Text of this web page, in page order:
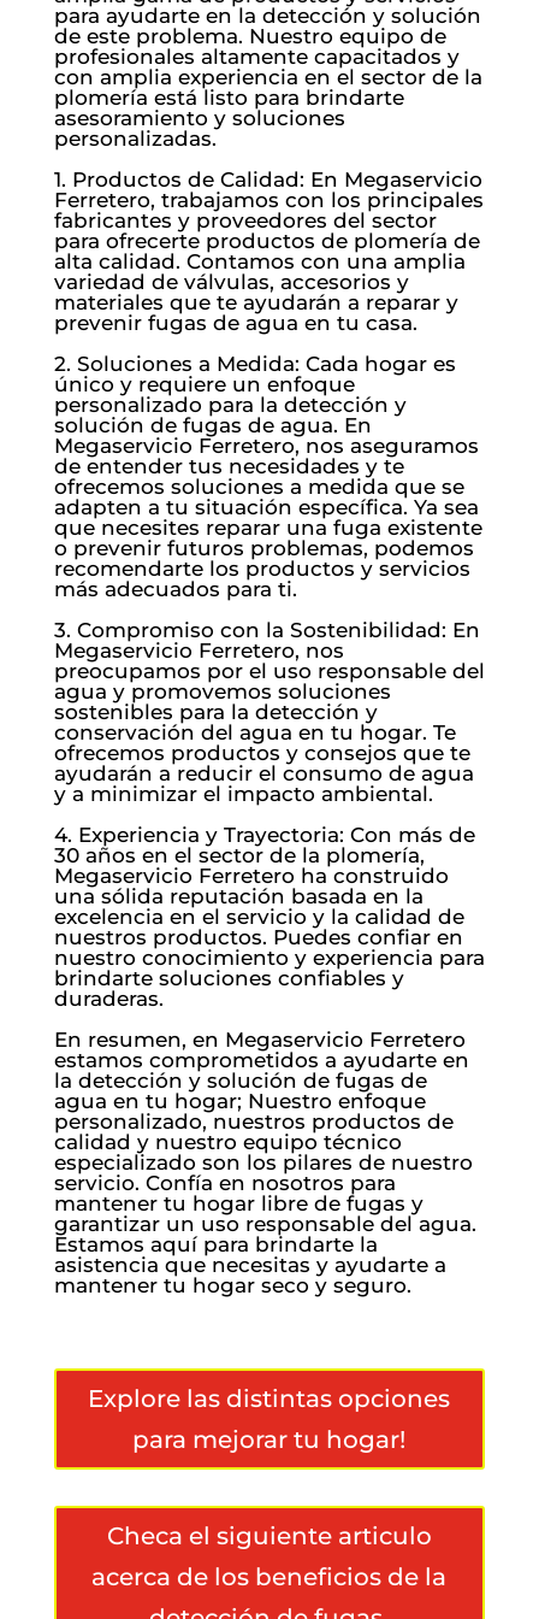
para ayudarte en la detección y solución
de este problema. Nuestro equipo de
profesionales altamente capacitados y
con amplia experiencia en el sector de la
plomería está listo para brindarte
asesoramiento y soluciones
personalizadas.
1. Productos de Calidad: En Megaservicio
Ferretero, trabajamos con los principales
fabricantes y proveedores del sector
para ofrecerte productos de plomería de
alta calidad. Contamos con una amplia
variedad de válvulas, accesorios y
materiales que te ayudarán a reparar y
prevenir fugas de agua en tu casa.
2. Soluciones a Medida: Cada hogar es
único y requiere un enfoque
personalizado para la detección y
solución de fugas de agua. En
Megaservicio Ferretero, nos aseguramos
de entender tus necesidades y te
ofrecemos soluciones a medida que se
adapten a tu situación específica. Ya sea
que necesites reparar una fuga existente
o prevenir futuros problemas, podemos
recomendarte los productos y servicios
más adecuados para ti.
3. Compromiso con la Sostenibilidad: En
Megaservicio Ferretero, nos
preocupamos por el uso responsable del
agua y promovemos soluciones
sostenibles para la detección y
conservación del agua en tu hogar. Te
ofrecemos productos y consejos que te
ayudarán a reducir el consumo de agua
y a minimizar el impacto ambiental.
4. Experiencia y Trayectoria: Con más de
30 años en el sector de la plomería,
Megaservicio Ferretero ha construido
una sólida reputación basada en la
excelencia en el servicio y la calidad de
nuestros productos. Puedes confiar en
nuestro conocimiento y experiencia para
brindarte soluciones confiables y
duraderas.
En resumen, en Megaservicio Ferretero
estamos comprometidos a ayudarte en
la detección y solución de fugas de
agua en tu hogar; Nuestro enfoque
personalizado, nuestros productos de
calidad y nuestro equipo técnico
especializado son los pilares de nuestro
servicio. Confía en nosotros para
mantener tu hogar libre de fugas y
garantizar un uso responsable del agua.
Estamos aquí para brindarte la
asistencia que necesitas y ayudarte a
mantener tu hogar seco y seguro.
Explore las distintas opciones
para mejorar tu hogar!
Checa el siguiente articulo
acerca de los beneficios de la